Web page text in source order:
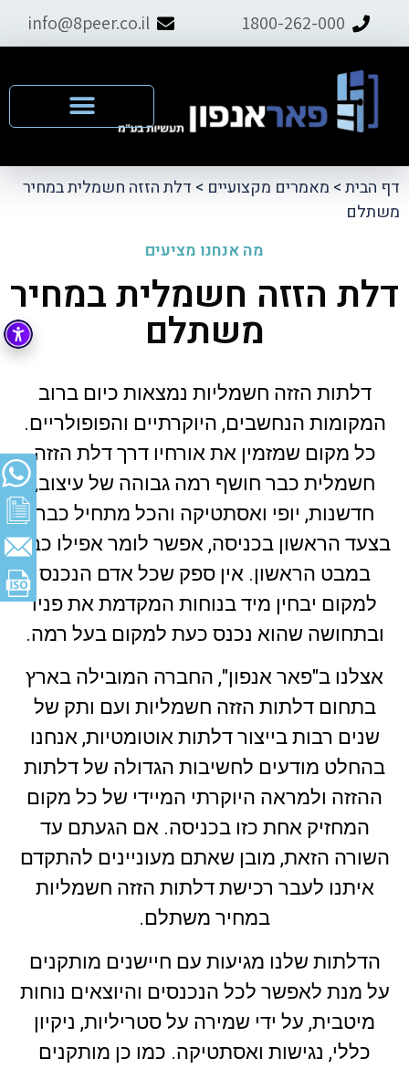
1800-262-000
info@8peer.co.il
דף הבית> מאמרים מקצועיים > דלת הזזה חשמלית במחיר
משתלם
מה אנחנו מציעים
דלת הזזה חשמלית במחיר
משתלם
דלתות הזזה חשמליות נמצאות כיום ברוב
המקומות הנחשבים, היוקרתיים והפופולריים.
כל מקום שמזמין את אורחיו דרך דלת הזזה
חשמלית כבר חושף רמה גבוהה של עיצוב,
חדשנות, יופי ואסתטיקה והכל מתחיל כבר
בצעד הראשון בכניסה, אפשר לומר אפילו כבר
במבט הראשון. אין ספק שכל אדם הנכנס
למקום יבחין מיד בנוחות המקדמת את פניו
ובתחושה שהוא נכנס כעת למקום בעל רמה.
אצלנו ב"פאר אנפון", החברה המובילה בארץ
בתחום דלתות הזזה חשמליות ועם ותק של
שנים רבות בייצור דלתות אוטומטיות, אנחנו
בהחלט מודעים לחשיבות הגדולה של דלתות
ההזזה ולמראה היוקרתי המיידי של כל מקום
המחזיק אחת כזו בכניסה. אם הגעתם עד
השורה הזאת, מובן שאתם מעוניינים להתקדם
איתנו לעבר רכישת דלתות הזזה חשמליות
במחיר משתלם.
הדלתות שלנו מגיעות עם חיישנים מותקנים
על מנת לאפשר לכל הנכנסים והיוצאים נוחות
מיטבית, על ידי שמירה על סטריליות, ניקיון
כללי, נגישות ואסתטיקה. כמו כן מותקנים